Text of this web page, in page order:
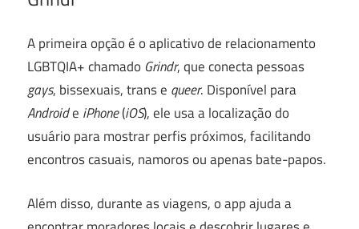
A primeira opção é o aplicativo de relacionamento
LGBTQIA+ chamado Grindr, que conecta pessoas
gays, bissexuais, trans e queer. Disponível para
Androide iPhone(iOS), ele usa a localização do
usuário para mostrar perfis próximos, facilitando
encontros casuais, namoros ou apenas bate-papos.
Além disso, durante as viagens, o app ajuda a